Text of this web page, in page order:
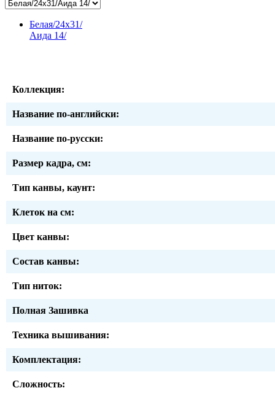
Белая/24x31/
Аида 14/
Коллекция:
Название по-английски:
Название по-русски:
Размер кадра, см:
Тип канвы, каунт:
Клеток на см:
Цвет канвы:
Состав канвы:
Тип ниток:
Полная Зашивка
Техника вышивания:
Комплектация:
Сложность: